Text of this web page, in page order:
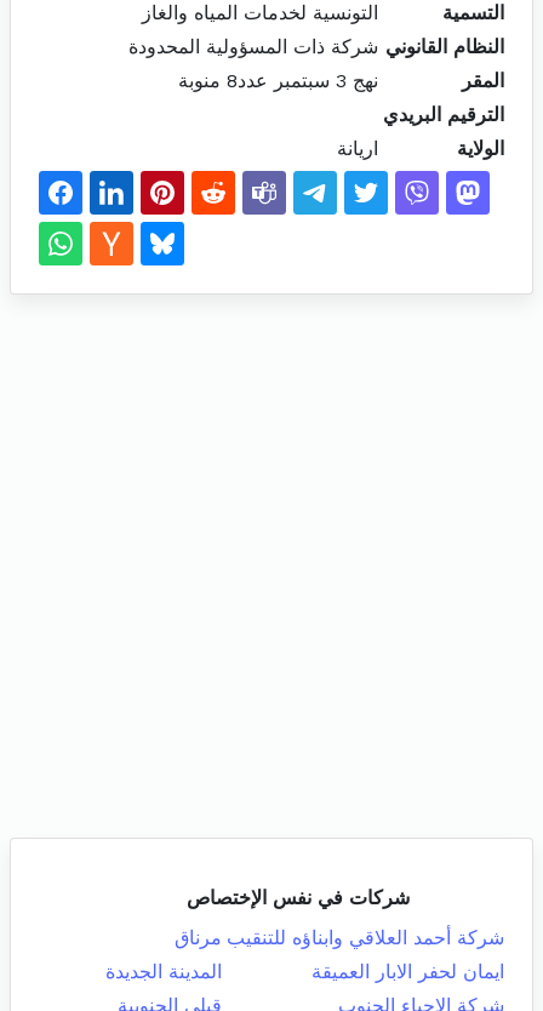
التسمية
التونسية لخدمات المياه والغاز
النظام القانوني شركة ذات المسؤولية المحدودة
المقر
نهج 3 سبتمبر عدد8 منوبة
الترقيم البريدي
الولاية
اريانة
شركات في نفس الإختصاص
شركة أحمد العلاقي وابناؤه للتنقيب مرناق
ايمان لحفر الابار العميقة
المدينة الجديدة
شركة الاحياء الجنوب
قبلي الجنوبية